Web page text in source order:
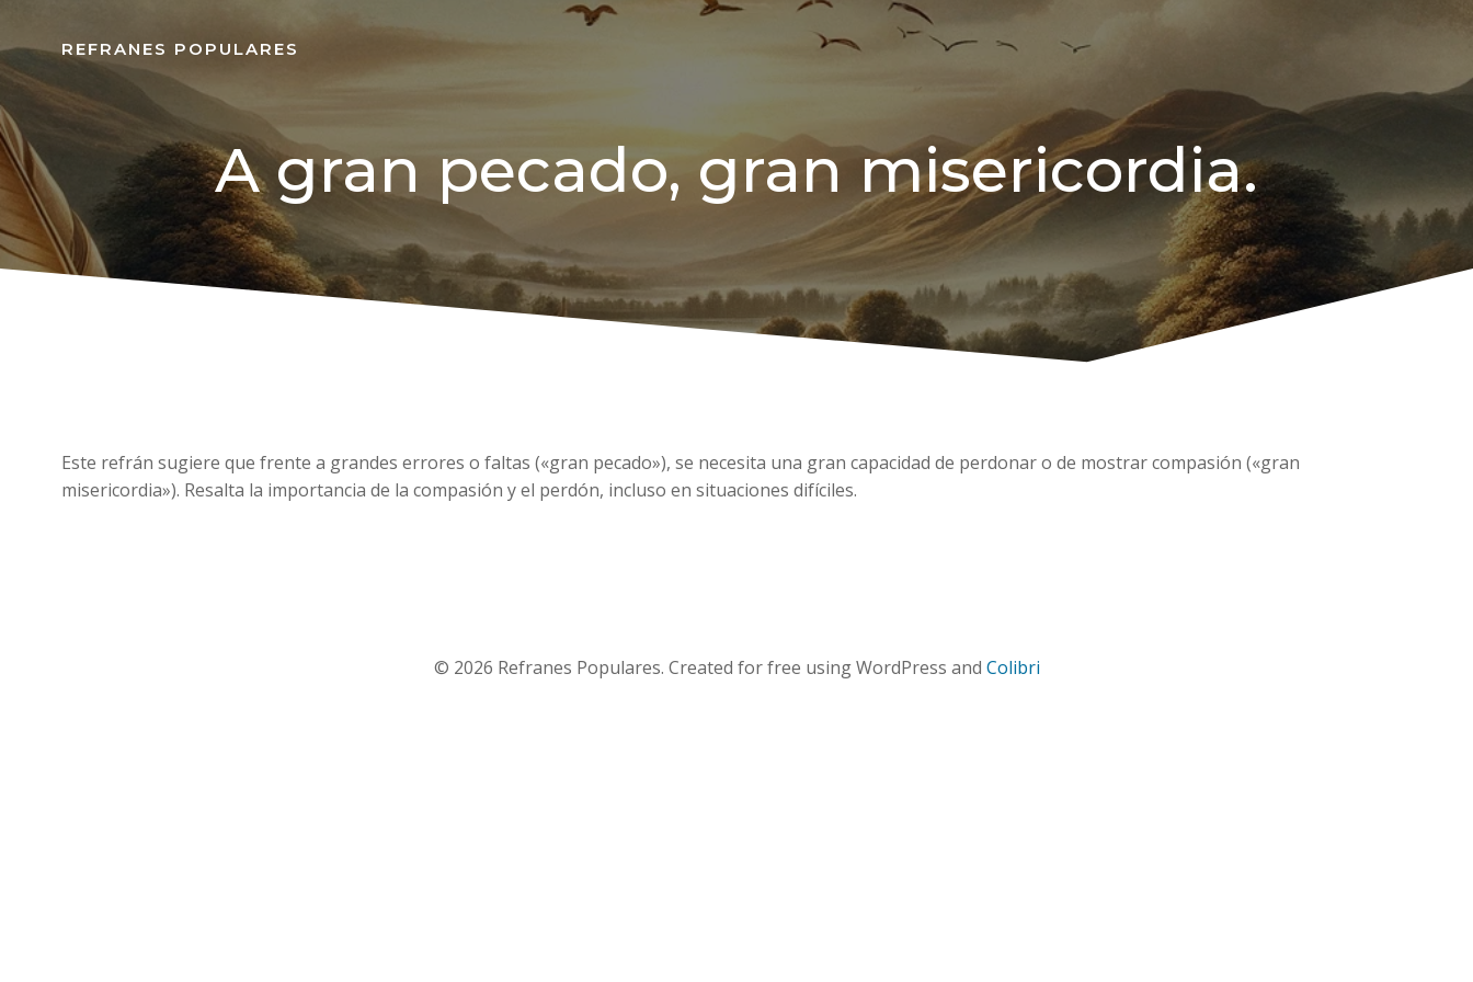
REFRANES POPULARES
A gran pecado, gran misericordia.
Este refrán sugiere que frente a grandes errores o faltas («gran pecado»), se necesita una gran capacidad de perdonar o de mostrar compasión («gran
misericordia»). Resalta la importancia de la compasión y el perdón, incluso en situaciones difíciles.
© 2026 Refranes Populares. Created for free using WordPress and Colibri